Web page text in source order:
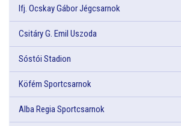
Ifj. Ocskay Gábor Jégcsarnok
Csitáry G. Emil Uszoda
Sóstói Stadion
Köfém Sportcsarnok
Alba Regia Sportcsarnok